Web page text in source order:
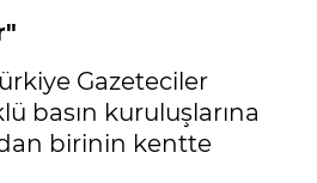
Gazeteciler
basın kuruluşlarına
birinin kentte